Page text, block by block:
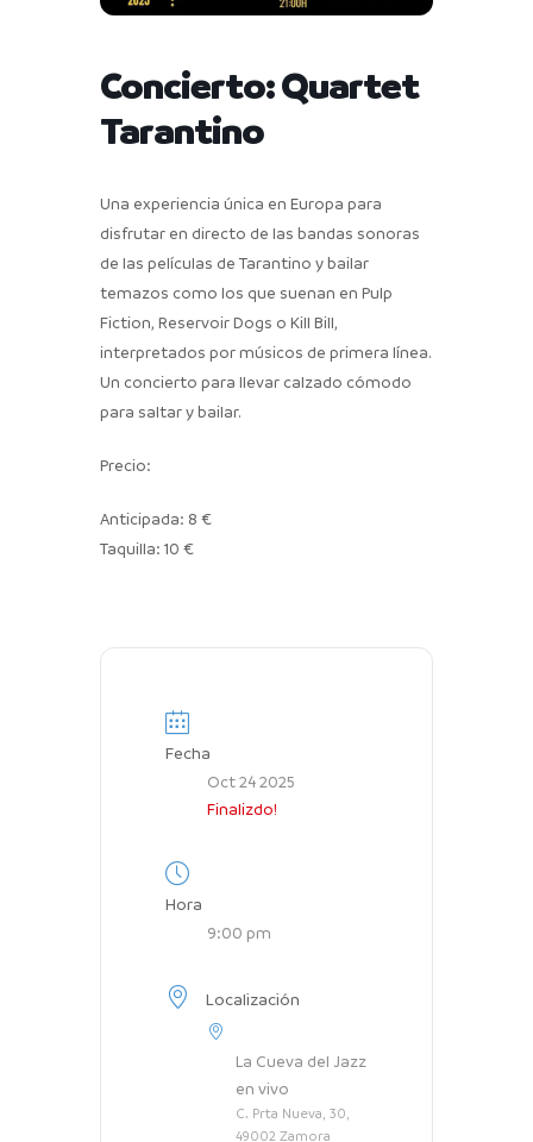
Concierto: Quartet
Tarantino
Una experiencia única en Europa para
disfrutar en directo de las bandas sonoras
de las películas de Tarantino y bailar
temazos como los que suenan en Pulp
Fiction, Reservoir Dogs o Kill Bill,
interpretados por músicos de primera línea.
Un concierto para llevar calzado cómodo
para saltar y bailar.
Precio:
Anticipada: 8 €
Taquilla: 10 €
Fecha
Oct 24 2025
Finalizdo!
Hora
9:00 pm
Localización
La Cueva del Jazz
en vivo
C. Prta Nueva, 30,
49002 Zamora